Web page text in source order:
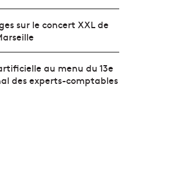
sur le concert XXL de
au menu du 13e
des experts-comptables